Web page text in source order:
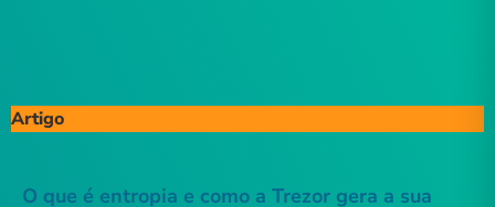
Artigo
O que é entropia e como a Trezor gera a sua